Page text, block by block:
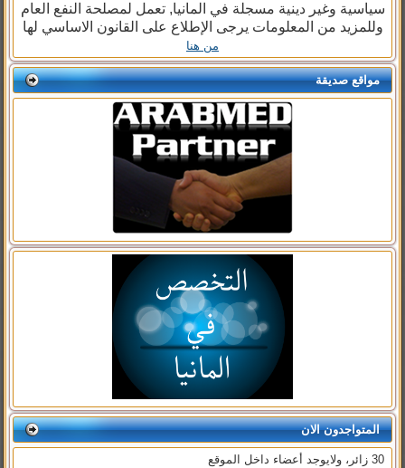
سياسية وغير دينية مسجلة في المانيا, تعمل لمصلحة النفع العام
وللمزيد من المعلومات يرجى الإطلاع على القانون الاساسي لها
من هنا
مواقع صديقة
المتواجدون الان
30 زائر، ولايوجد أعضاء داخل الموقع